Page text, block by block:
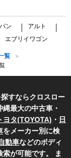
ン アルト
エブリイワゴン
覧
すならクロスロー
最大の中古車・
ヨタ(TOYOTA) ・ 日
をメーカー別に検
動車などのボディ
が可能です。 ま